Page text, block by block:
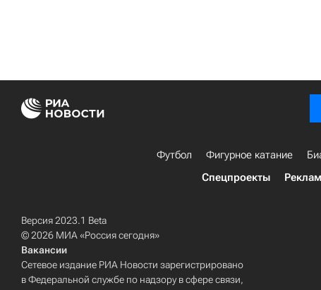
Футбол Фигурное катание
Спецпроекты
Версия 2023.1 Beta
© 2026 МИА «Россия сегодня»
Вакансии
Сетевое издание РИА Новости зарегистрировано
в Федеральной службе по надзору в сфере связи,